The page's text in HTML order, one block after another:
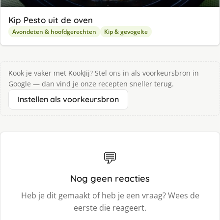
Kip Pesto uit de oven
Avondeten & hoofdgerechten Kip & gevogelte
Kook je vaker met KookJij? Stel ons in als voorkeursbron in
Google — dan vind je onze recepten sneller terug.
Instellen als voorkeursbron
💬
Nog geen reacties
Heb je dit gemaakt of heb je een vraag? Wees de
eerste die reageert.